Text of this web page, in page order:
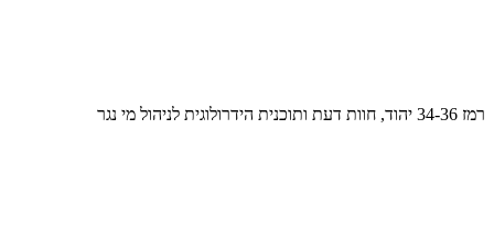
רמז 34-36 יהוד, חוות דעת ותוכנית הידרולוגית לניהול מי נגר